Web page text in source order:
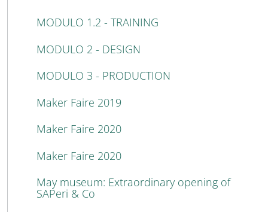
MODULO 1.2 - TRAINING
MODULO 2 - DESIGN
MODULO 3 - PRODUCTION
Maker Faire 2019
Maker Faire 2020
Maker Faire 2020
May museum: Extraordinary opening of
SAPeri & Co